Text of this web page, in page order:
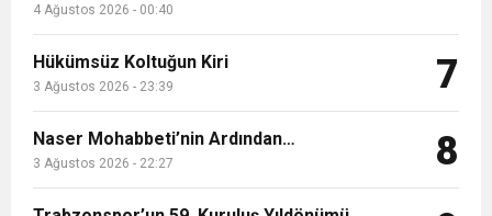
4 Ağustos 2026 - 00:40
Hükümsüz Koltuğun Kiri
3 Ağustos 2026 - 23:39 7
Naser Mohabbeti’nin Ardından…
3 Ağustos 2026 - 22:27 8